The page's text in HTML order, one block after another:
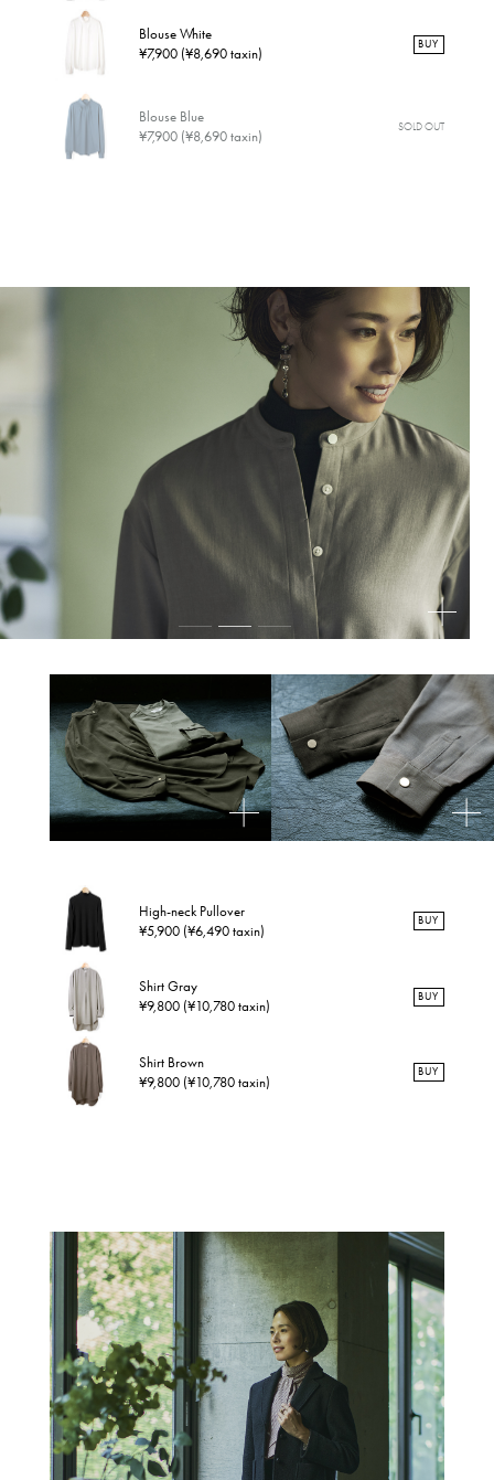
Blouse White
¥7,900 (¥8,690 taxin)
BUY
Blouse Blue
¥7,900 (¥8,690 taxin)
SOLD OUT
High-neck Pullover
¥5,900 (¥6,490 taxin)
BUY
Shirt Gray
¥9,800 (¥10,780 taxin)
BUY
Shirt Brown
¥9,800 (¥10,780 taxin)
BUY